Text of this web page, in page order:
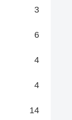
3
6
4
4
14